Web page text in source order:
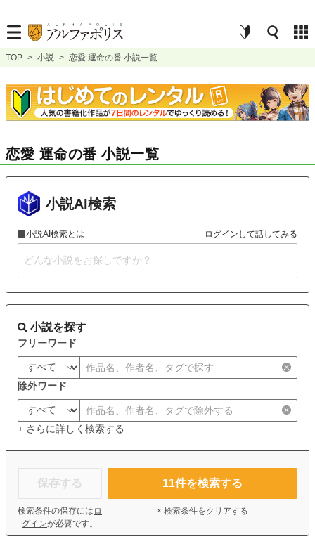
TOP > 小説 > 恋愛 運命の番 小説一覧
恋愛 運命の番 小説一覧
小説AI検索
小説AI検索とは ログインして話してみる
小説を探す
フリーワード
除外ワード
+ さらに詳しく検索する
保存する
検索条件の保存には ロ
グインが必要です。
11件を検索する
× 検索条件をクリアする